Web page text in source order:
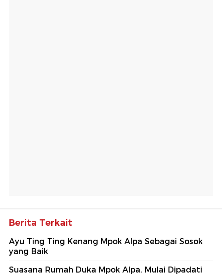
Berita Terkait
Ayu Ting Ting Kenang Mpok Alpa Sebagai Sosok
yang Baik
Suasana Rumah Duka Mpok Alpa, Mulai Dipadati